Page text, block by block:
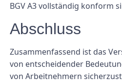
BGV A3 vollständig konform
Abschluss
Zusammenfassend ist das
von entscheidender
von Arbeitnehmern